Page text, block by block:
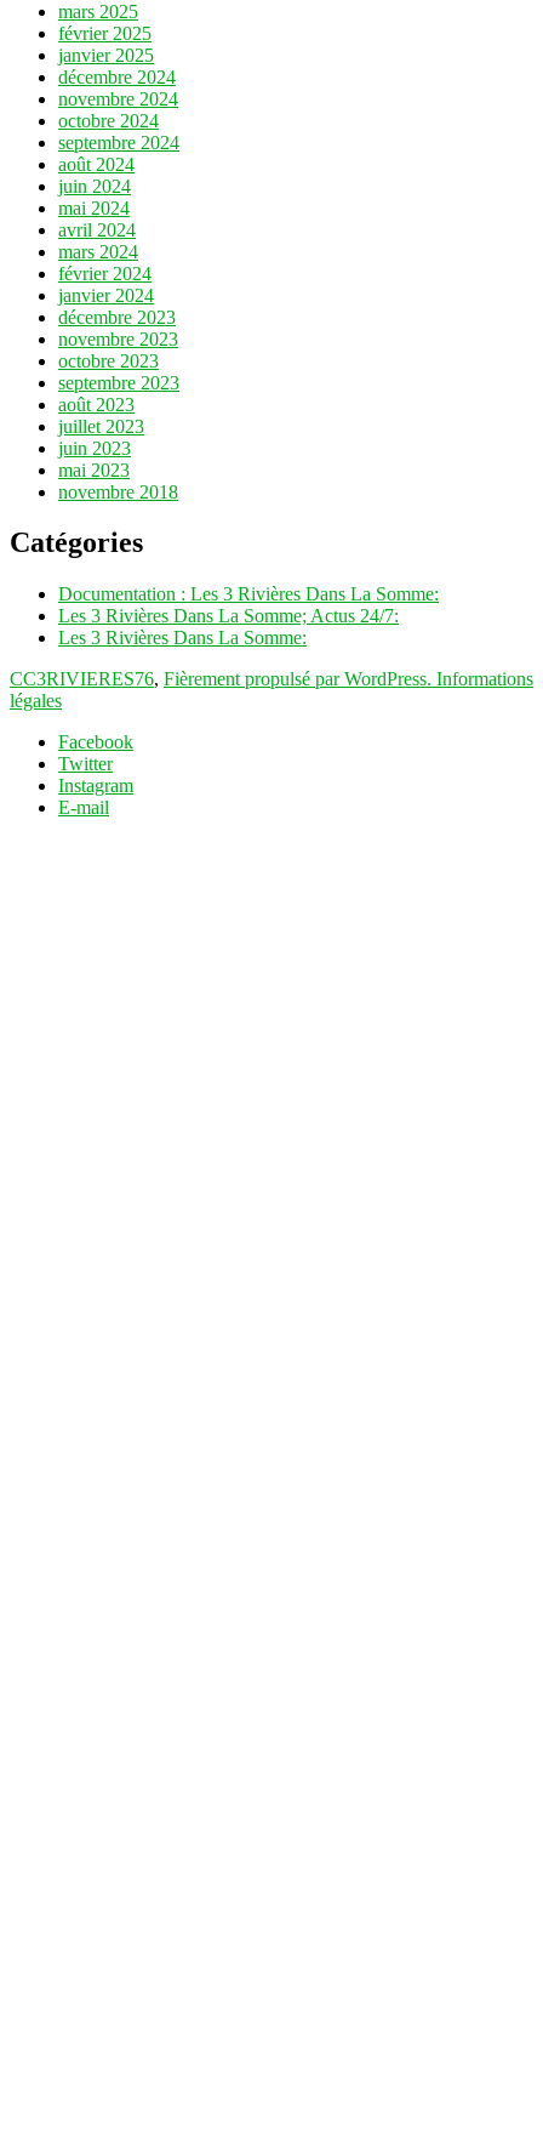
mars 2025
février 2025
janvier 2025
décembre 2024
novembre 2024
octobre 2024
septembre 2024
août 2024
juin 2024
mai 2024
avril 2024
mars 2024
février 2024
janvier 2024
décembre 2023
novembre 2023
octobre 2023
septembre 2023
août 2023
juillet 2023
juin 2023
mai 2023
novembre 2018
Catégories
Documentation : Les 3 Rivières Dans La Somme:
Les 3 Rivières Dans La Somme; Actus 24/7:
Les 3 Rivières Dans La Somme:
CC3RIVIERES76, Fièrement propulsé par WordPress. Informations
légales
Facebook
Twitter
Instagram
E-mail